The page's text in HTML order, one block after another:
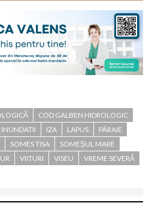
COD GALBEN HIDROLOGIC
INUNDATII IZA LAPUS
PÂRAIE
SOMES TISA
SOMEȘUL MARE
VIITURI VISEU VREME SEVERĂ